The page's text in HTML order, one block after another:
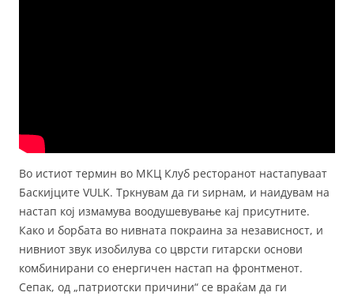
Во истиот термин во МКЦ Клуб ресторанот настапуваат
Баскијците VULK. Тркнувам да ги ѕирнам, и наидувам на
настап кој измамува воодушевување кај присутните.
Како и борбата во нивната покраина за независност, и
нивниот звук изобилува со цврсти гитарски основи
комбинирани со енергичен настап на фронтменот.
Сепак, од „патриотски причини“ се враќам да ги